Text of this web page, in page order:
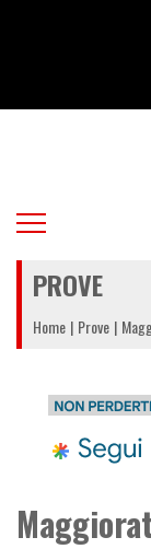
PROVE
Home Prove